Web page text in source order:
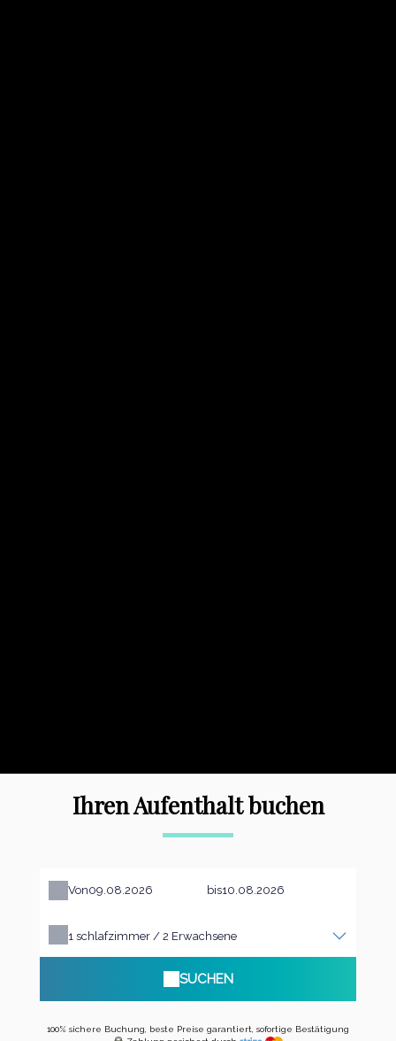
Ihren Aufenthalt buchen
Von bis
1 schlafzimmer / 2 Erwachsene
SUCHEN
100% sichere Buchung, beste Preise garantiert, sofortige Bestätigung